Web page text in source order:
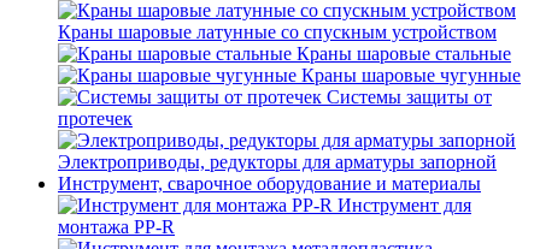
Краны шаровые латунные со спускным устройством
Краны шаровые стальные
Краны шаровые чугунные
Системы защиты от
протечек
Электроприводы, редукторы для арматуры запорной
Инструмент, сварочное оборудование и материалы
Инструмент для
монтажа PP-R